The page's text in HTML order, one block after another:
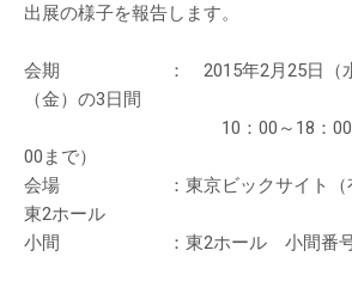
出展の様子を報告します。
会期 ： 2015年2月25日（水
（金）の3日間
10：00～18：00 （最
00まで）
会場 ：東京ビックサイト（有明
東2ホール
小間 ：東2ホール 小間番号